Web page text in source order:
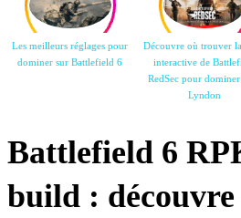
Les meilleurs réglages pour
dominer sur Battlefield 6
Découvre où trouver
interactive de
RedSec pour
Lyndon
Battlefield 6
build :